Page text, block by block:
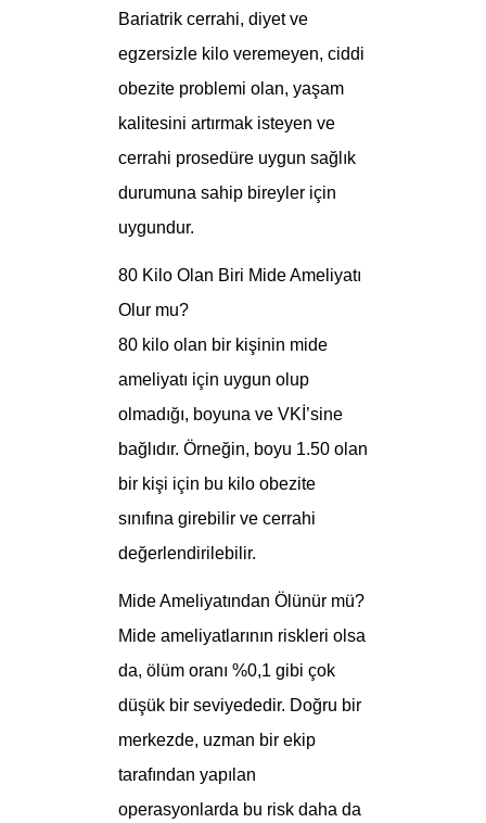
Bariatrik cerrahi, diyet ve
egzersizle kilo veremeyen, ciddi
obezite problemi olan, yaşam
kalitesini artırmak isteyen ve
cerrahi prosedüre uygun sağlık
durumuna sahip bireyler için
uygundur.
80 Kilo Olan Biri Mide Ameliyatı
Olur mu?
80 kilo olan bir kişinin mide
ameliyatı için uygun olup
olmadığı, boyuna ve VKİ’sine
bağlıdır. Örneğin, boyu 1.50 olan
bir kişi için bu kilo obezite
sınıfına girebilir ve cerrahi
değerlendirilebilir.
Mide Ameliyatından Ölünür mü?
Mide ameliyatlarının riskleri olsa
da, ölüm oranı %0,1 gibi çok
düşük bir seviyededir. Doğru bir
merkezde, uzman bir ekip
tarafından yapılan
operasyonlarda bu risk daha da